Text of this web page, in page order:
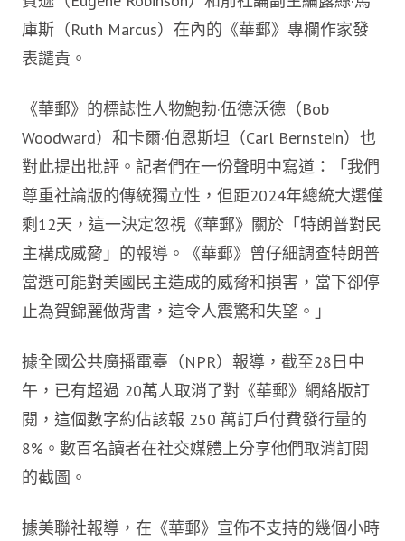
庫斯（Ruth Marcus）在內的《華郵》專欄作家發
表譴責。
《華郵》的標誌性人物鮑勃·伍德沃德（Bob
Woodward）和卡爾·伯恩斯坦（Carl Bernstein）也
對此提出批評。記者們在一份聲明中寫道：「我們
尊重社論版的傳統獨立性，但距2024年總統大選僅
剩12天，這一決定忽視《華郵》關於「特朗普對民
主構成威脅」的報導。《華郵》曾仔細調查特朗普
當選可能對美國民主造成的威脅和損害，當下卻停
止為賀錦麗做背書，這令人震驚和失望。」
據全國公共廣播電臺（NPR）報導，截至28日中
午，已有超過 20萬人取消了對《華郵》網絡版訂
閱，這個數字約佔該報 250 萬訂戶付費發行量的
8%。數百名讀者在社交媒體上分享他們取消訂閱
的截圖。
據美聯社報導，在《華郵》宣佈不支持的幾個小時